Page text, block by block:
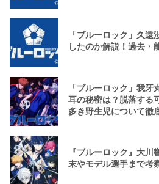
「ブルーロック」久
したのか解説！過去・
「ブルーロック」我
耳の秘密は？脱落する
多き野生児について徹
『ブルーロック』大
末やモデル選手まで考